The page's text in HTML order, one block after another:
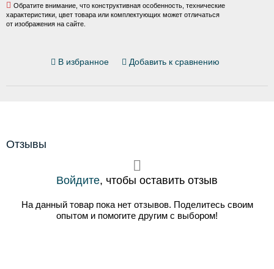
В избранное Добавить к сравнению
Обратите внимание, что конструктивная особенность, технические
характеристики, цвет товара или комплектующих может отличаться
от изображения на сайте.
Отзывы
Войдите, чтобы оставить отзыв
На данный товар пока нет отзывов. Поделитесь своим
опытом и помогите другим с выбором!